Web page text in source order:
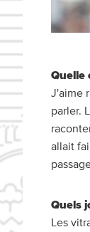
Quelle
J'aime
parler.
allait
Quels
Les